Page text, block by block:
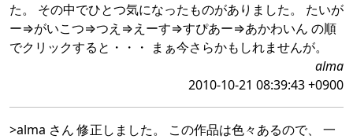
た。 その中でひとつ気になったものがありました。 たいが
ー⇒がいこつ⇒つえ⇒えーす⇒すぴあー⇒あかわいん の順
でクリックすると・・・ まぁ今さらかもしれませんが。
alma
2010-10-21 08:39:43 +0900
>alma さん 修正しました。 この作品は色々あるので、 一